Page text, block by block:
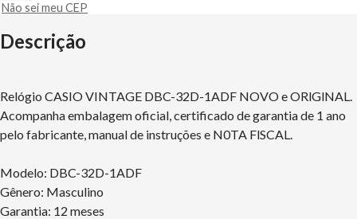
Não sei meu CEP
Descrição
Relógio CASIO VINTAGE DBC-32D-1ADF NOVO e ORlGlNAL.
Acompanha embalagem oficial, certificado de garantia de 1 ano
pelo fabricante, manual de instruções e N0TA FlSCAL.
Modelo: DBC-32D-1ADF
Gênero: Masculino
Garantia: 12 meses